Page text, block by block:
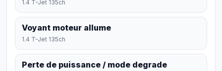
1.4 T-Jet 135ch
Voyant moteur allume
1.4 T-Jet 135ch
Perte de puissance / mode degrade